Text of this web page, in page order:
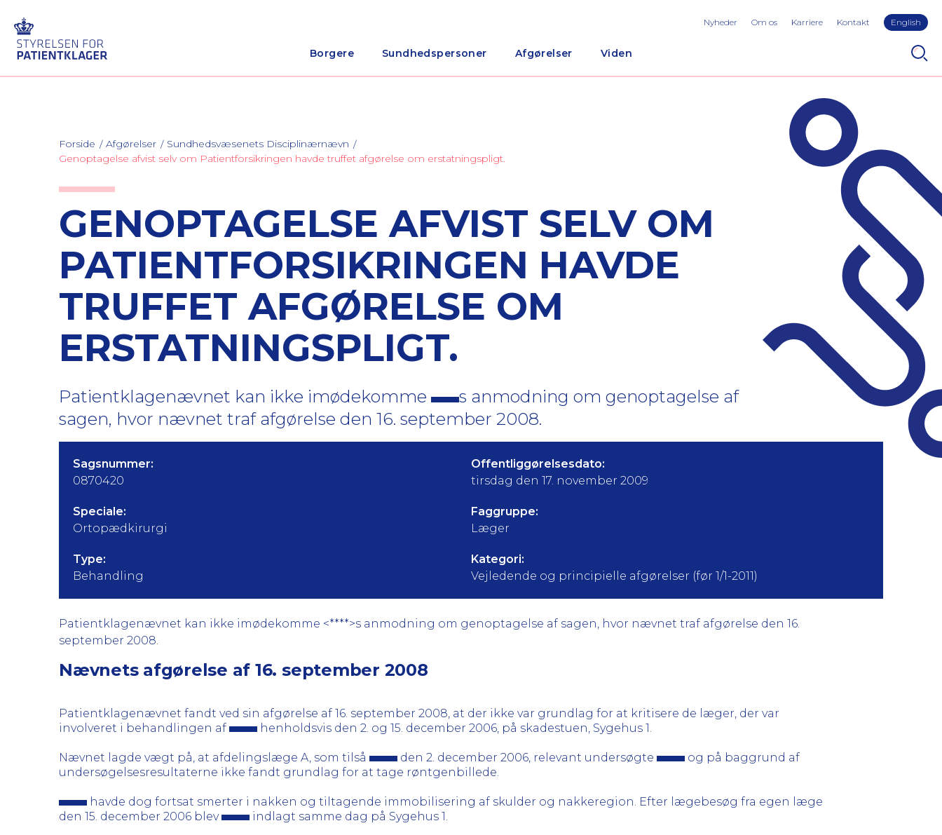
Borgere Sundhedspersoner Afgørelser Viden
Nyheder Om os Karriere Kontakt English
Forside Afgørelser
Sundhedsvæsenets Disciplinærnævn
Genoptagelse afvist selv om Patientforsikringen havde truffet afgørelse om erstatningspligt.
GENOPTAGELSE AFVIST SELV OM
PATIENTFORSIKRINGEN HAVDE
TRUFFET AFGØRELSE OM
ERSTATNINGSPLIGT.
Patientklagenævnet kan ikke imødekomme
s anmodning om genoptagelse af
sagen, hvor nævnet traf afgørelse den 16. september 2008.
Sagsnummer:
0870420
Offentliggørelsesdato:
tirsdag den 17. november 2009
Speciale:
Ortopædkirurgi
Faggruppe:
Læger
Type:
Behandling
Kategori:
Vejledende og principielle afgørelser (før 1/1-2011)
Patientklagenævnet kan ikke imødekomme <****>s anmodning om genoptagelse af sagen, hvor nævnet traf afgørelse den 16.
september 2008.
Nævnets afgørelse af 16. september 2008
Patientklagenævnet fandt ved sin afgørelse af 16. september 2008, at der ikke var grundlag for at kritisere de læger, der var
involveret i behandlingen af
henholdsvis den 2. og 15. december 2006, på skadestuen, Sygehus 1.
Nævnet lagde vægt på, at afdelingslæge A, som tilså den 2. december 2006, relevant undersøgte
og på baggrund af
undersøgelsesresultaterne ikke fandt grundlag for at tage røntgenbillede.
havde dog fortsat smerter i nakken og tiltagende immobilisering af skulder og nakkeregion. Efter lægebesøg fra egen læge
den 15. december 2006 blev
indlagt samme dag på Sygehus 1.